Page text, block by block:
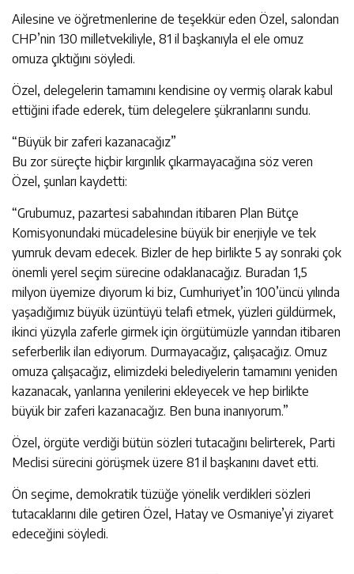
Ailesine ve öğretmenlerine de teşekkür eden Özel, salondan
CHP’nin 130 milletvekiliyle, 81 il başkanıyla el ele omuz
omuza çıktığını söyledi.
Özel, delegelerin tamamını kendisine oy vermiş olarak kabul
ettiğini ifade ederek, tüm delegelere şükranlarını sundu.
“Büyük bir zaferi kazanacağız”
Bu zor süreçte hiçbir kırgınlık çıkarmayacağına söz veren
Özel, şunları kaydetti:
“Grubumuz, pazartesi sabahından itibaren Plan Bütçe
Komisyonundaki mücadelesine büyük bir enerjiyle ve tek
yumruk devam edecek. Bizler de hep birlikte 5 ay sonraki çok
önemli yerel seçim sürecine odaklanacağız. Buradan 1,5
milyon üyemize diyorum ki biz, Cumhuriyet’in 100’üncü yılında
yaşadığımız büyük üzüntüyü telafi etmek, yüzleri güldürmek,
ikinci yüzyıla zaferle girmek için örgütümüzle yarından itibaren
seferberlik ilan ediyorum. Durmayacağız, çalışacağız. Omuz
omuza çalışacağız, elimizdeki belediyelerin tamamını yeniden
kazanacak, yanlarına yenilerini ekleyecek ve hep birlikte
büyük bir zaferi kazanacağız. Ben buna inanıyorum.”
Özel, örgüte verdiği bütün sözleri tutacağını belirterek, Parti
Meclisi sürecini görüşmek üzere 81 il başkanını davet etti.
Ön seçime, demokratik tüzüğe yönelik verdikleri sözleri
tutacaklarını dile getiren Özel, Hatay ve Osmaniye’yi ziyaret
edeceğini söyledi.